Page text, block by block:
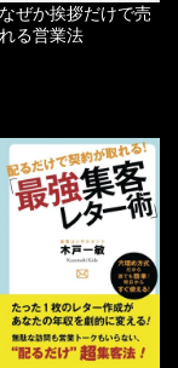
なぜか挨拶だけで売
れる営業法